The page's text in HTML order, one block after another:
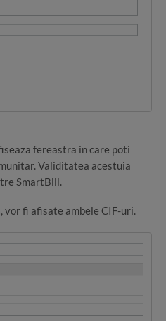
fereastra in care poti
Validitatea acestuia
SmartBill.
, vor fi afisate ambele CIF-uri.